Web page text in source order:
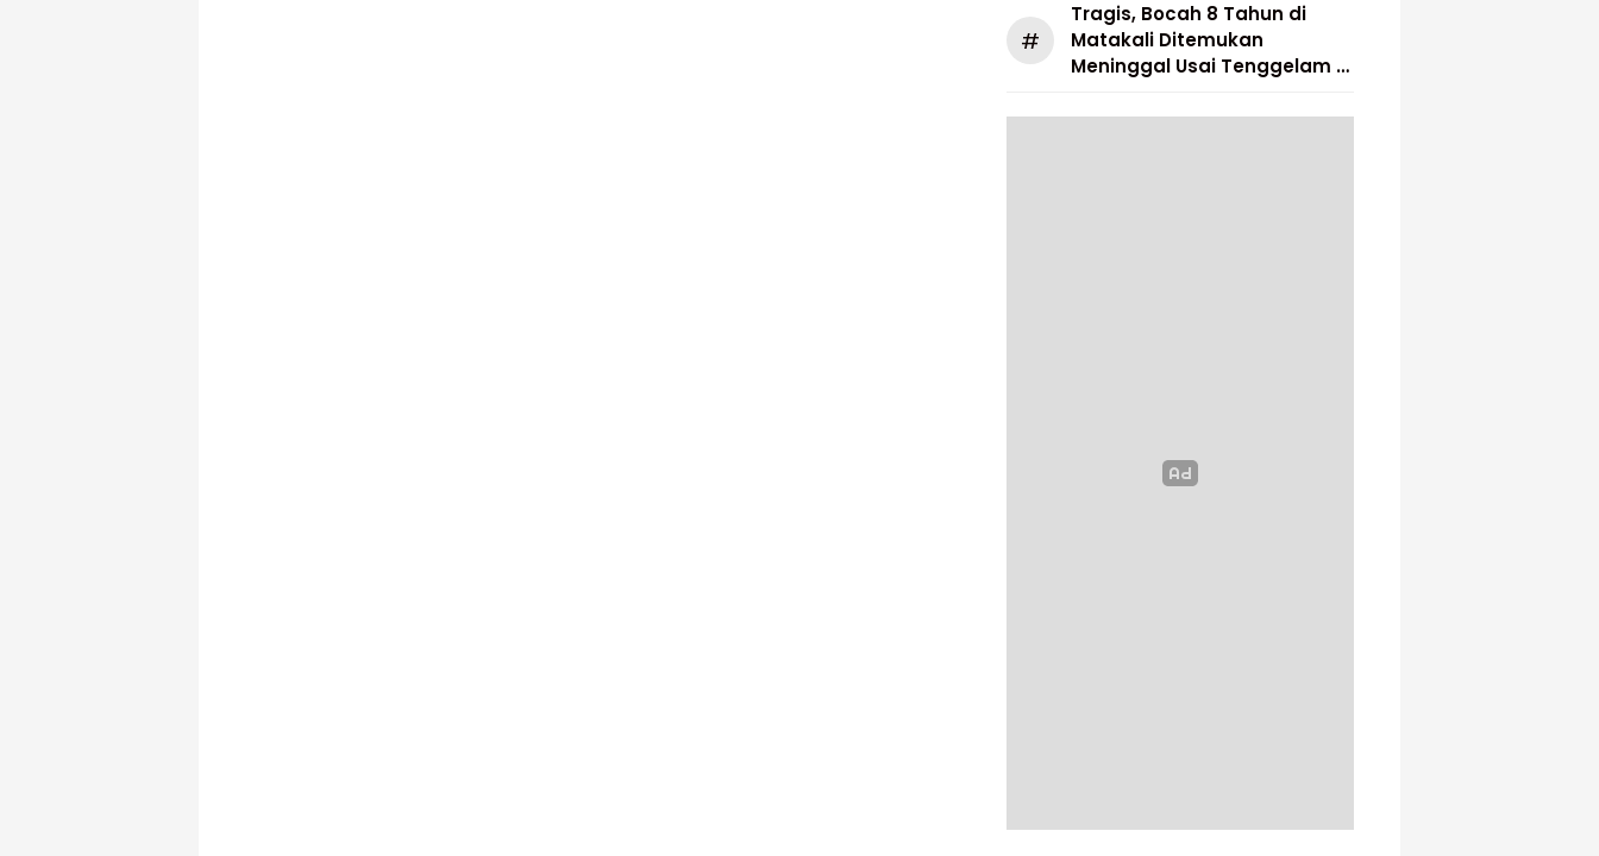
#
Tragis, Bocah 8 Tahun di
Matakali Ditemukan
Meninggal Usai Tenggelam di